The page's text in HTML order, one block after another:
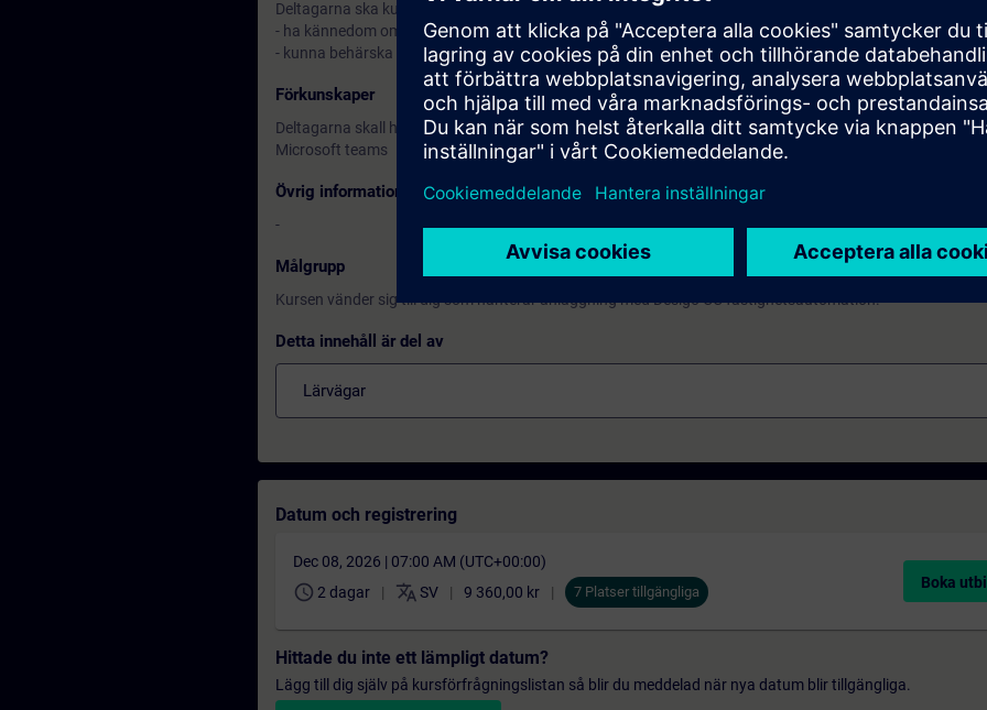
Deltagarna ska kunna bidra till minskade driftkostnader genom att
- ha kännedom om system Desigo och dess funktionalitet
- kunna behärska den dagliga hanteringen av Desigo CC
Förkunskaper
Deltagarna skall ha kunskaper motsvarande grundkursTillämpad reglerteknik steg 1(TÄK00).
Microsoft teams
Övrig information
-
Målgrupp
Kursen vänder sig till dig som hanterar anläggning med Desigo CC fastighetsautomation.
Detta innehåll är del av
Lärvägar
Datum och registrering
Dec 08, 2026 | 07:00 AM (UTC+00:00)
schedule 2 dagar translate SV 9 360,00 kr 7 Platser tillgängliga
Boka
Hittade du inte ett lämpligt datum?
Lägg till dig själv på kursförfrågningslistan så blir du meddelad när nya datum blir tillgängliga.